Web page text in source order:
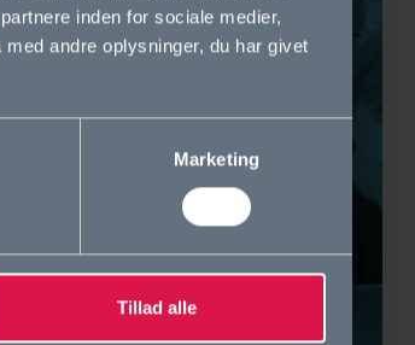
inden for sociale medier,
andre oplysninger, du har givet
Marketing
Tillad alle